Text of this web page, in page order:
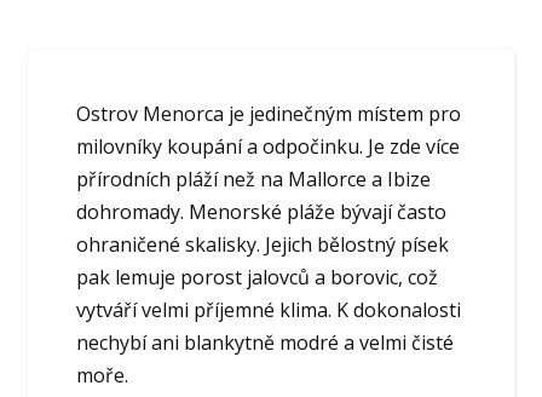
Ostrov Menorca je jedinečným místem pro
milovníky koupání a odpočinku. Je zde více
přírodních pláží než na Mallorce a Ibize
dohromady. Menorské pláže bývají často
ohraničené skalisky. Jejich bělostný písek
pak lemuje porost jalovců a borovic, což
vytváří velmi příjemné klima. K dokonalosti
nechybí ani blankytně modré a velmi čisté
moře.